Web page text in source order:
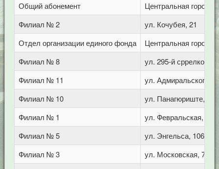
Общий абонемент
Центральная
Филиал № 2
ул. Кочубея, 21
Отдел организации единого фонда
Центральная
Филиал № 8
ул. 295-й сррелковой
Филиал № 11
ул. Адмиральского, 8
Филиал № 10
ул. Панагюриште, 6
Филиал № 1
ул. Февральская, 283
Филиал № 5
ул. Энгельса, 106
Филиал № 3
ул. Московская, 72/1